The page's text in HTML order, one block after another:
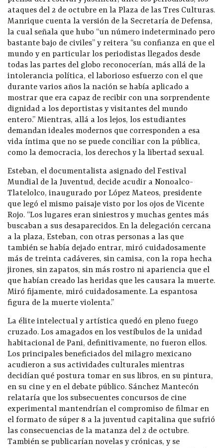
ataques del 2 de octubre en la Plaza de las Tres Culturas.
Manrique cuenta la versión de la Secretaría de Defensa,
la cual señala que hubo “un número indeterminado pero
bastante bajo de civiles” y reitera “su confianza en que el
mundo y en particular los periodistas llegados desde
todas las partes del globo reconocerían, más allá de la
intolerancia política, el laborioso esfuerzo con el que
durante varios años la nación se había aplicado a
mostrar que era capaz de recibir con una sorprendente
dignidad a los deportistas y visitantes del mundo
entero.” Mientras, allá a los lejos, los estudiantes
demandan ideales modernos que corresponden a esa
vida íntima que no se puede conciliar con la pública,
como la democracia, los derechos y la libertad sexual.
Esteban, el documentalista asignado del Festival
Mundial de la Juventud, decide acudir a Nonoalco-
Tlatelolco, inaugurado por López Mateos, presidente
que legó el mismo paisaje visto por los ojos de Vicente
Rojo. “Los lugares eran siniestros y muchas gentes más
buscaban a sus desaparecidos. En la delegación cercana
a la plaza, Esteban, con otras personas a las que
también se había dejado entrar, miró cuidadosamente
más de treinta cadáveres, sin camisa, con la ropa hecha
jirones, sin zapatos, sin más rostro ni apariencia que el
que habían creado las heridas que les causara la muerte.
Miró fijamente, miró cuidadosamente. La espantosa
figura de la muerte violenta.”
La élite intelectual y artística quedó en pleno fuego
cruzado. Los amagados en los vestíbulos de la unidad
habitacional de Pani, definitivamente, no fueron ellos.
Los principales beneficiados del milagro mexicano
acudieron a sus actividades culturales mientras
decidían qué postura tomar en sus libros, en su pintura,
en su cine y en el debate público. Sánchez Mantecón
relataría que los subsecuentes concursos de cine
experimental mantendrían el compromiso de filmar en
el formato de súper 8 a la juventud capitalina que sufrió
las consecuencias de la matanza del 2 de octubre.
También se publicarían novelas y crónicas, y se